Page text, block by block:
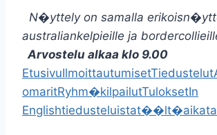
N�yttely on samalla
australiankelpieille ja
Arvostelu alkaa klo 9.00
EtusivuIlmoittautumisetTiedustelut
omaritRyhm�kilpailutTuloksetIn
Englishtiedusteluistat��lt�